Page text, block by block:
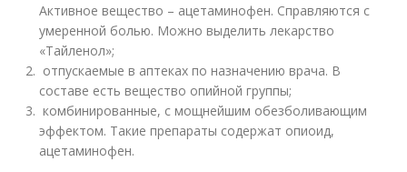
Активное вещество – ацетаминофен. Справляются с
умеренной болью. Можно выделить лекарство
«Тайленол»;
отпускаемые в аптеках по назначению врача. В
составе есть вещество опийной группы;
комбинированные, с мощнейшим обезболивающим
эффектом. Такие препараты содержат опиоид,
ацетаминофен.